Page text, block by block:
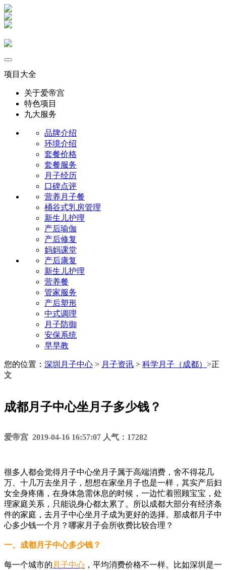
项目大全
关于爱帝宫
特色项目
九大服务
品牌介绍
环境介绍
套餐价格
套餐服务
月子经历
口碑点评
营养月子餐
桶谷式乳房管理
新生儿护理
产后瑜伽
产后修复
妈妈课堂
产后康复
新生儿护理
营养餐
管家服务
产后塑形
中式调理
月子防御
安保系统
早早教
您的位置： 深圳月子中心 > 月子资讯 > 科学月子（成都） >正
文
成都月子中心坐月子多少钱？
爱帝宫 2019-04-16 16:57:07 人气：17282
很多人都会觉得月子中心坐月子属于高端消费，舍不得花几
万、十几万去坐月子，想想在家坐月子也是一样，其实产后妇
女全身疼痛，在身体急需休息的时候，一边忙着照顾宝宝，处
理家庭关系，只能说身心都太累了。所以成都大部分有经济条
件的家庭，去月子中心坐月子成为更好的选择。那成都月子中
心多少钱一个月？哪家月子会所收费比较合理？
一、成都月子中心多少钱？
每一个城市的 月子中心 ，平均消费价格不一样。比如深圳是一